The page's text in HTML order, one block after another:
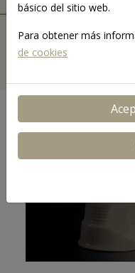
MENÚ JORGETV
INICIO
básico del sitio web.
Para obtener más
de cookies